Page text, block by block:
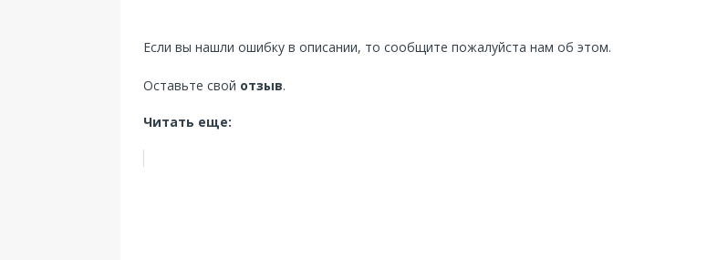
Если вы нашли ошибку в описании, то сообщите пожалуйста нам об этом.
Оставьте свой отзыв.
Читать еще: